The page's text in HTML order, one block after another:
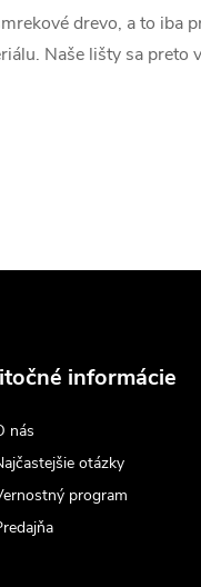
drevo, a to
Naše lišty sa
informácie
nás
otázky
program